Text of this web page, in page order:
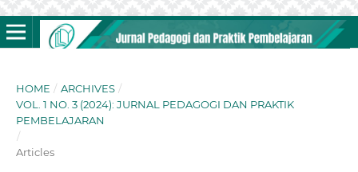
HOME / ARCHIVES /
VOL. 1 NO. 3 (2024): JURNAL PEDAGOGI DAN PRAKTIK
PEMBELAJARAN
/
Articles